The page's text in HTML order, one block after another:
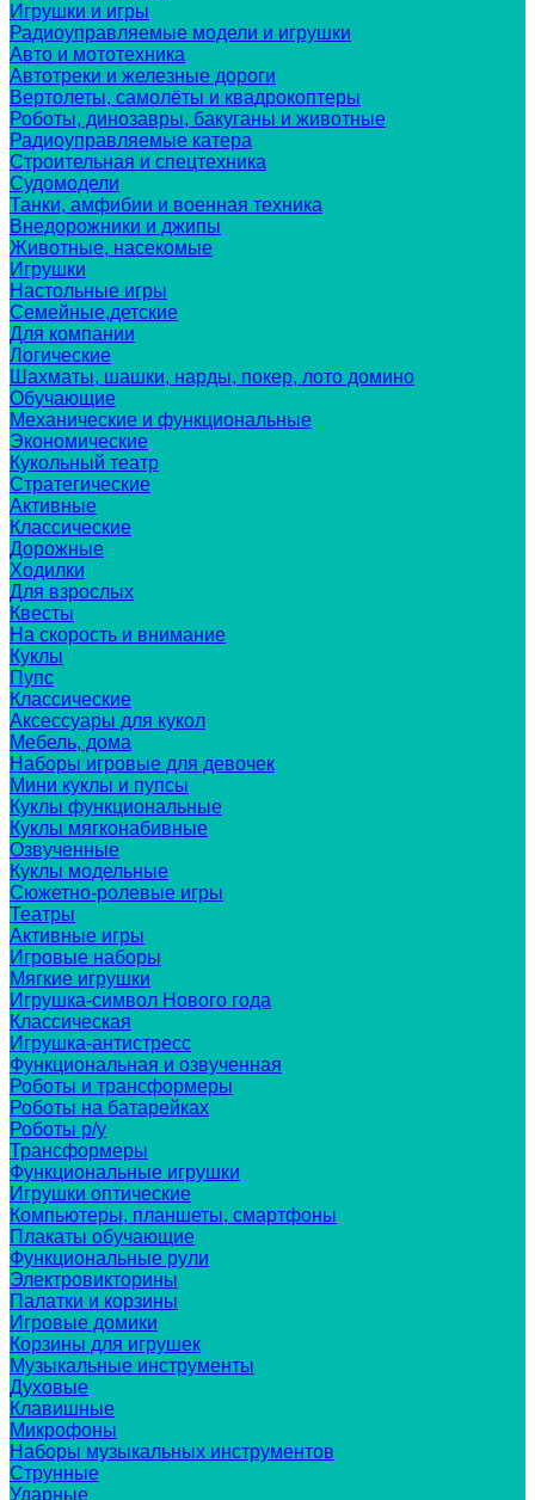
Игрушки и игры
Радиоуправляемые модели и игрушки
Авто и мототехника
Автотреки и железные дороги
Вертолеты, самолёты и квадрокоптеры
Роботы, динозавры, бакуганы и животные
Радиоуправляемые катера
Строительная и спецтехника
Судомодели
Танки, амфибии и военная техника
Внедорожники и джипы
Животные, насекомые
Игрушки
Настольные игры
Семейные,детские
Для компании
Логические
Шахматы, шашки, нарды, покер, лото домино
Обучающие
Механические и функциональные
Экономические
Кукольный театр
Стратегические
Активные
Классические
Дорожные
Ходилки
Для взрослых
Квесты
На скорость и внимание
Куклы
Пупс
Классические
Аксессуары для кукол
Мебель, дома
Наборы игровые для девочек
Мини куклы и пупсы
Куклы функциональные
Куклы мягконабивные
Озвученные
Куклы модельные
Сюжетно-ролевые игры
Театры
Активные игры
Игровые наборы
Мягкие игрушки
Игрушка-символ Нового года
Классическая
Игрушка-антистресс
Функциональная и озвученная
Роботы и трансформеры
Роботы на батарейках
Роботы р/у
Трансформеры
Функциональные игрушки
Игрушки оптические
Компьютеры, планшеты, смартфоны
Плакаты обучающие
Функциональные рули
Электровикторины
Палатки и корзины
Игровые домики
Корзины для игрушек
Музыкальные инструменты
Духовые
Клавишные
Микрофоны
Наборы музыкальных инструментов
Струнные
Ударные